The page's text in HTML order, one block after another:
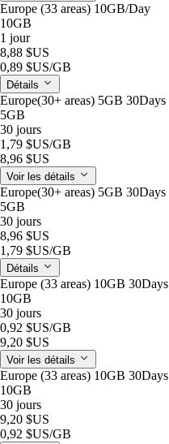
Europe (33 areas) 10GB/Day
10GB
1 jour
8,88 $US
0,89 $US/GB
Détails
Europe(30+ areas) 5GB 30Days
5GB
30 jours
1,79 $US/GB
8,96 $US
Voir les détails
Europe(30+ areas) 5GB 30Days
5GB
30 jours
8,96 $US
1,79 $US/GB
Détails
Europe (33 areas) 10GB 30Days
10GB
30 jours
0,92 $US/GB
9,20 $US
Voir les détails
Europe (33 areas) 10GB 30Days
10GB
30 jours
9,20 $US
0,92 $US/GB